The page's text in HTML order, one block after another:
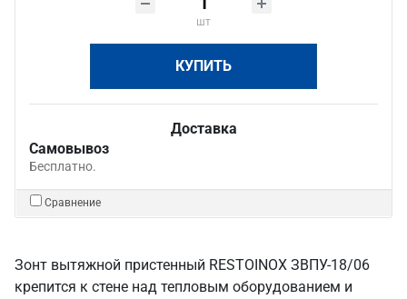
шт
КУПИТЬ
Доставка
Самовывоз
Бесплатно.
Сравнение
Зонт вытяжной пристенный RESTOINOX ЗВПУ-18/06
крепится к стене над тепловым оборудованием и